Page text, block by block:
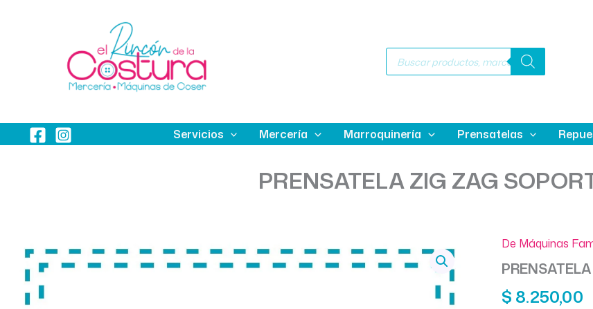
Búsqueda
Servicios Mercería Marroquinería Prensatelas
PRENSATELA ZIG ZAG
De Máquinas
$ 8.250,00